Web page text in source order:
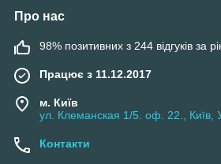
Про нас
98% позитивних з 244 відгуків за
Працює з 11.12.2017
м. Київ
ул. Клеманская 1/5. оф. 22., Київ,
Контакти